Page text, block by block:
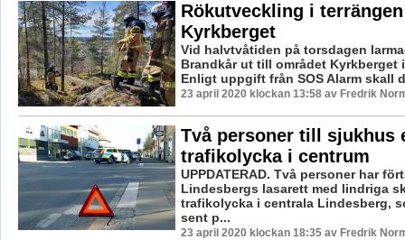
Rökutveckling i
Kyrkberget
Vid halvtvåtiden på torsdagen
Brandkår ut till området Kyrkberget
Enligt uppgift från SOS Alarm skall
23 april 2020 klockan 13:58 av Fredrik
Två personer till sjukhus
trafikolycka i centrum
UPPDATERAD. Två personer har
Lindesbergs lasarett med lindriga
trafikolycka i centrala Lindesberg,
sent p...
23 april 2020 klockan 18:35 av Fredrik